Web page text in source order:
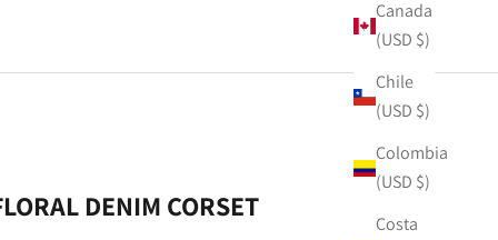
Canada
(USD $)
Chile
(USD $)
Colombia
(USD $)
Costa
DENIM CORSET